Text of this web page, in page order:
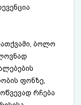
ბოლო
ფონზე,
რჩება